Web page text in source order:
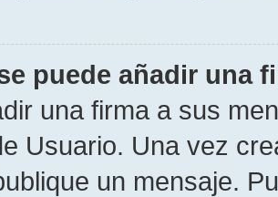
puede añadir una
una firma a sus
Usuario. Una vez
un mensaje.